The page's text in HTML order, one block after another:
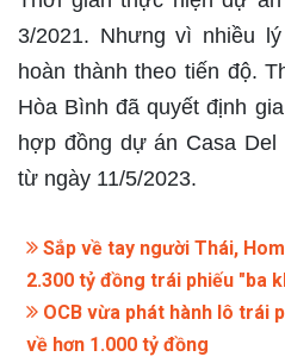
3/2021. Nhưng vì nhiều
hoàn thành theo tiến độ.
Hòa Bình đã quyết định
hợp đồng dự án Casa
từ ngày 11/5/2023.​
Sắp về tay người Thái,
2.300 tỷ đồng trái phiếu "ba
OCB vừa phát hành lô trái
về hơn 1.000 tỷ đồng